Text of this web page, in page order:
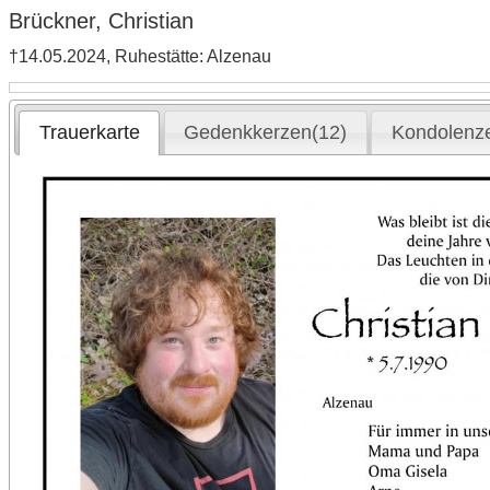
Brückner, Christian
†14.05.2024, Ruhestätte: Alzenau
Trauerkarte Gedenkkerzen(12)